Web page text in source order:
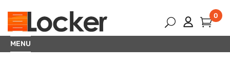
0
MENU